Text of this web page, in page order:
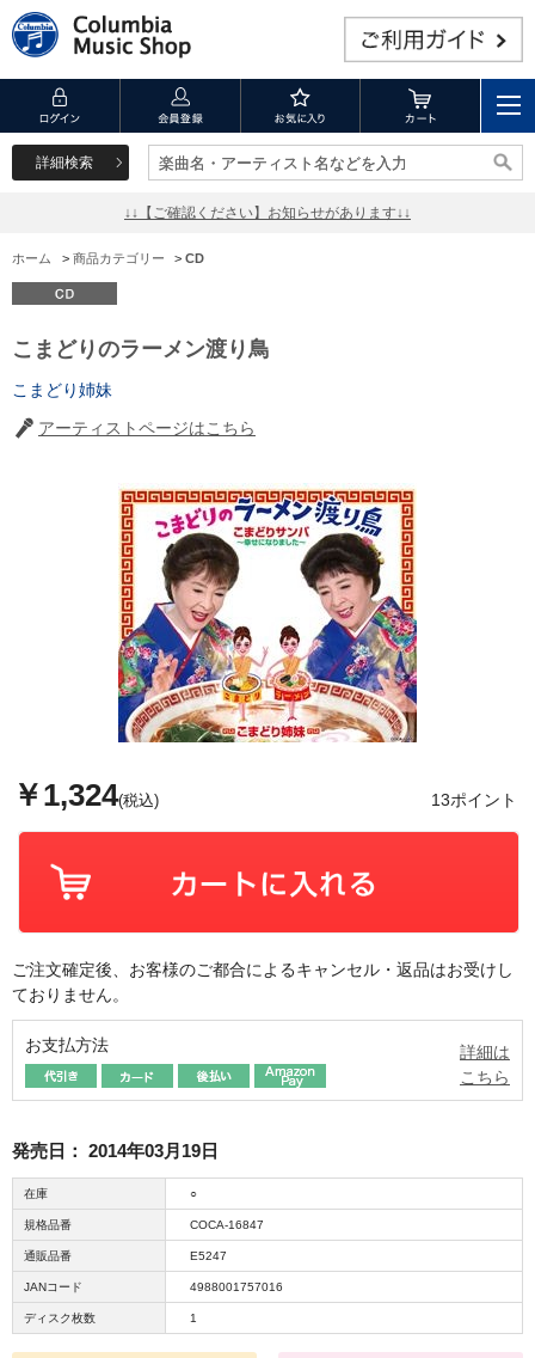
詳細検索 楽曲名・アーティスト名などを入力
楽曲名・アーティスト名などを入力
↓↓【ご確認ください】お知らせがあります↓↓
ホーム > 商品カテゴリー > CD
こまどりのラーメン渡り鳥
こまどり姉妹
アーティストページはこちら
￥1,324(税込) 13ポイント
ご注文確定後、お客様のご都合によるキャンセル・返品はお受けし
ておりません。
お支払方法
詳細は
こちら
発売日： 2014年03月19日
在庫 ○
規格品番 COCA-16847
通販品番 E5247
JANコード 4988001757016
ディスク枚数 1